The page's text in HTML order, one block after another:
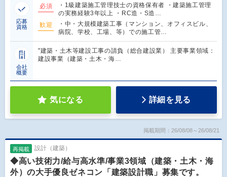
応募
資格
必須
・1級建築施工管理技士の資格保有者 ・建築施工管理
の実務経験3年以上 ・RC造・S造…
歓迎
・中・大規模建築工事（マンション、オフィスビル、
病院、学校、工場、等）での施工管…
会社
概要
"建築・土木等建設工事の請負（総合建設業） 主要事業領域：
建設事業（建築・土木・海…
気になる 詳細を見る
掲載期間：26/08/08～26/08/21
再掲載 設計（建築）
◆高い技術力/給与高水準/事業3領域（建築・土木・海
外）の大手優良ゼネコン「建築設計職」募集です。